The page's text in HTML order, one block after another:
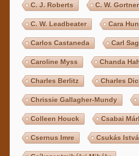
C. J. Roberts C. W. Gortner
C. W. Leadbeater Cara
Carlos Castaneda Carl
Caroline Myss Chanda
Charles Berlitz Charles
Chrissie Gallagher-Mundy
Colleen Houck Csabai
Csernus Imre Csukás